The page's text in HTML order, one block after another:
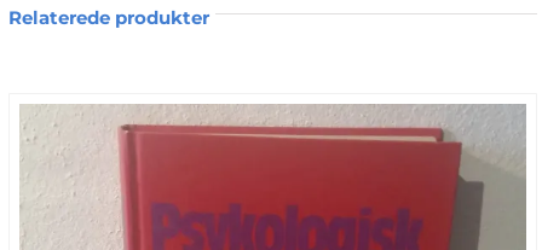
1987
Relaterede produkter